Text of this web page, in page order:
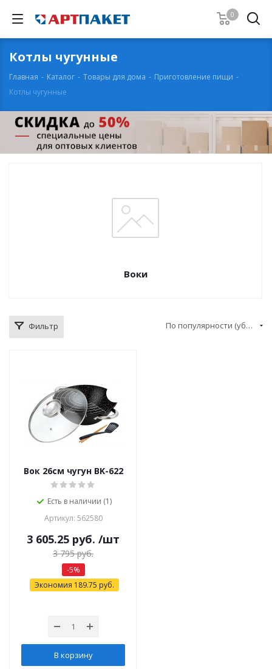
0
Котлы чугунные
Главная - Каталог - Товары для дома - Приготовление пищи -
Котлы чугунные
Воки
Фильтр По популярности (убывание)
Вок 26см чугун BK-622
Есть в наличии (1)
Артикул: 562580
3 605.25 руб. /шт
3 795руб.
-5%
Экономия 189.75 руб.
В корзину